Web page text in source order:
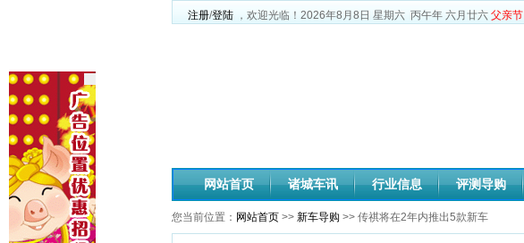
注册/登陆 ，欢迎光临！ 2026年8月8日 星期六 丙午年 六月廿六 父亲节
网站首页 诸城车讯 行业信息 评测导购
您当前位置： 网站首页 >> 新车导购 >> 传祺将在2年内推出5款新车